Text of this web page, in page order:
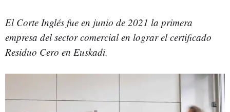
El Corte Inglés fue en junio de 2021 la primera
empresa del sector comercial en lograr el certificado
Residuo Cero en Euskadi.